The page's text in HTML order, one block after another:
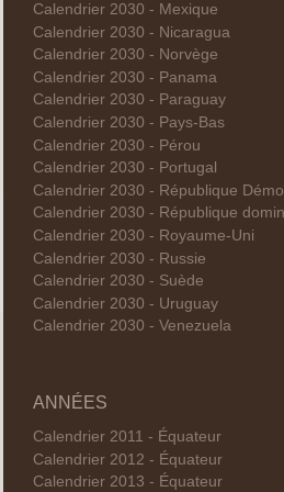
Calendrier 2030 - Mexique
Calendrier 2030 - Nicaragua
Calendrier 2030 - Norvège
Calendrier 2030 - Panama
Calendrier 2030 - Paraguay
Calendrier 2030 - Pays-Bas
Calendrier 2030 - Pérou
Calendrier 2030 - Portugal
Calendrier 2030 - République
Calendrier 2030 - République
Calendrier 2030 - Royaume-Uni
Calendrier 2030 - Russie
Calendrier 2030 - Suède
Calendrier 2030 - Uruguay
Calendrier 2030 - Venezuela
ANNÉES
Calendrier 2011 - Équateur
Calendrier 2012 - Équateur
Calendrier 2013 - Équateur